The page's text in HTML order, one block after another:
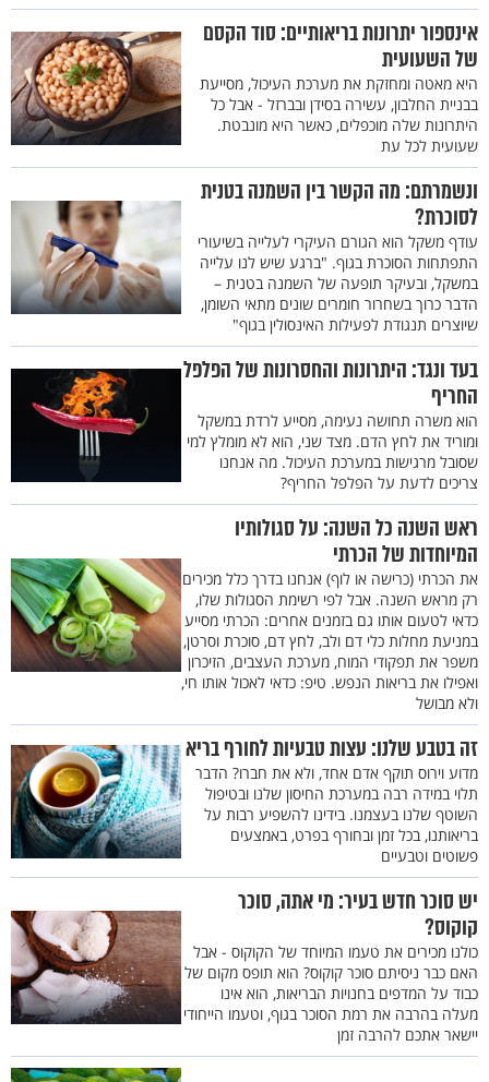
אינספור יתרונות בריאותיים: סוד הקסם
של השעועית
היא מאטה ומחזקת את מערכת העיכול, מסייעת
בבניית החלבון, עשירה בסידן ובברזל - אבל כל
היתרונות שלה מוכפלים, כאשר היא מונבטת.
שעועית לכל עת
ונשמרתם: מה הקשר בין השמנה בטנית
לסוכרת?
עודף משקל הוא הגורם העיקרי לעלייה בשיעורי
התפתחות הסוכרת בגוף. "ברגע שיש לנו עלייה
במשקל, ובעיקר תופעה של השמנה בטנית –
הדבר כרוך בשחרור חומרים שונים מתאי השומן,
שיוצרים תנגודת לפעילות האינסולין בגוף"
בעד ונגד: היתרונות והחסרונות של הפלפל
החריף
הוא משרה תחושה נעימה, מסייע לרדת במשקל
ומוריד את לחץ הדם. מצד שני, הוא לא מומלץ למי
שסובל מרגישות במערכת העיכול. מה אנחנו
צריכים לדעת על הפלפל החריף?
ראש השנה כל השנה: על סגולותיו
המיוחדות של הכרתי
את הכרתי (כרישה או לוף) אנחנו בדרך כלל מכירים
רק מראש השנה. אבל לפי רשימת הסגולות שלו,
כדאי לטעום אותו גם בזמנים אחרים: הכרתי מסייע
במניעת מחלות כלי דם ולב, לחץ דם, סוכרת וסרטן,
משפר את תפקודי המוח, מערכת העצבים, הזיכרון
ואפילו את בריאות הנפש. טיפ: כדאי לאכול אותו חי,
ולא מבושל
זה בטבע שלנו: עצות טבעיות לחורף בריא
מדוע וירוס תוקף אדם אחד, ולא את חברו? הדבר
תלוי במידה רבה במערכת החיסון שלנו ובטיפול
השוטף שלנו בעצמנו. בידינו להשפיע רבות על
בריאותנו, בכל זמן ובחורף בפרט, באמצעים
פשוטים וטבעיים
יש סוכר חדש בעיר: מי אתה, סוכר
קוקוס?
כולנו מכירים את טעמו המיוחד של הקוקוס - אבל
האם כבר ניסיתם סוכר קוקוס? הוא תופס מקום של
כבוד על המדפים בחנויות הבריאות, הוא אינו
מעלה בהרבה את רמת הסוכר בגוף, וטעמו הייחודי
יישאר אתכם להרבה זמן